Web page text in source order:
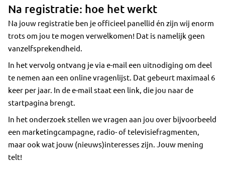
Na registratie: hoe het werkt
Na jouw registratie ben je officieel panellid én zijn wij enorm
trots om jou te mogen verwelkomen! Dat is namelijk geen
vanzelfsprekendheid.
In het vervolg ontvang je via e-mail een uitnodiging om deel
te nemen aan een online vragenlijst. Dat gebeurt maximaal 6
keer per jaar. In de e-mail staat een link, die jou naar de
startpagina brengt.
In het onderzoek stellen we vragen aan jou over bijvoorbeeld
een marketingcampagne, radio- of televisiefragmenten,
maar ook wat jouw (nieuws)interesses zijn. Jouw mening
telt!